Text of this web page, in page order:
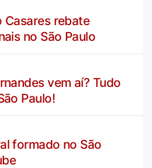
Casares rebate
no São Paulo
vem aí? Tudo
Paulo!
formado no São